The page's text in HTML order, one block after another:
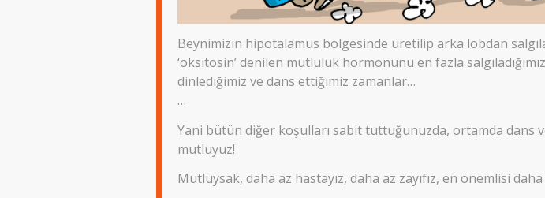
Beynimizin hipotalamus bölgesinde üretilip arka lobdan
‘oksitosin’ denilen mutluluk hormonunu en fazla
dinlediğimiz ve dans ettiğimiz zamanlar…
…
Yani bütün diğer koşulları sabit tuttuğunuzda, ortamda dans
mutluyuz!
Mutluysak, daha az hastayız, daha az zayıfız, en önemlisi daha